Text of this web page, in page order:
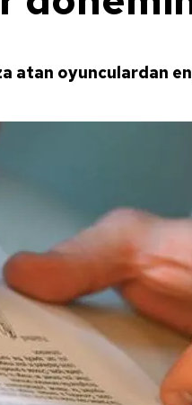
atan oyunculardan en